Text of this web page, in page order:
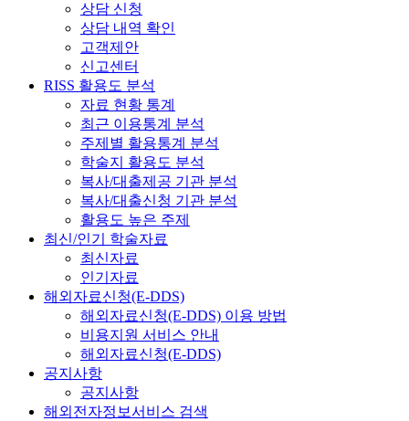
상담 신청
상담 내역 확인
고객제안
신고센터
RISS 활용도 분석
자료 현황 통계
최근 이용통계 분석
주제별 활용통계 분석
학술지 활용도 분석
복사/대출제공 기관 분석
복사/대출신청 기관 분석
활용도 높은 주제
최신/인기 학술자료
최신자료
인기자료
해외자료신청(E-DDS)
해외자료신청(E-DDS) 이용 방법
비용지원 서비스 안내
해외자료신청(E-DDS)
공지사항
공지사항
해외전자정보서비스 검색